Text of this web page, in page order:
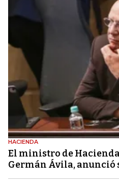
HACIENDA
El ministro de
Germán Ávila, anunció